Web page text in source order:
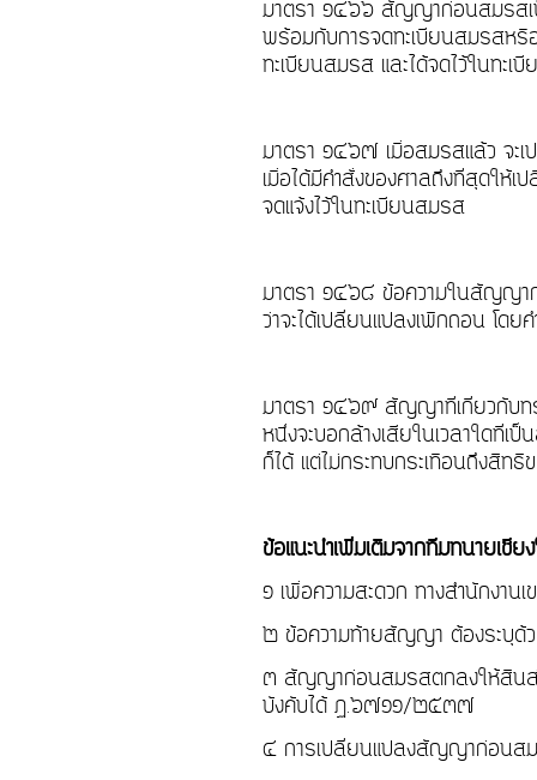
มาตรา ๑๔๖๖ สัญญาก่อนสมรสเ
พร้อมกับการจดทะเบียนสมรสห
ทะเบียนสมรส และได้จดไว้ในทะ
มาตรา ๑๔๖๗ เมื่อสมรสแล้ว จะ
เมื่อได้มีคำสั่งของศาลถึงที่สุดให้
จดแจ้งไว้ในทะเบียนสมรส
มาตรา ๑๔๖๘ ข้อความในสัญญา
ว่าจะได้เปลี่ยนแปลงเพิกถอน โดย
มาตรา ๑๔๖๙ สัญญาที่เกี่ยวกับท
หนึ่งจะบอกล้างเสียในเวลาใดที่
ก็ได้ แต่ไม่กระทบกระเทือนถึงสิท
ข้อแนะนำเพิ่มเติมจากทีมทนายเชีย
๑ เพื่อความสะดวก ทางสำนักงาน
๒ ข้อความท้ายสัญญา ต้องระบุด้
๓ สัญญาก่อนสมรสตกลงให้สินส่
บังคับได้ ฏ.๖๗๑๑/๒๕๓๗
๔ การเปลี่ยนแปลงสัญญาก่อนสม